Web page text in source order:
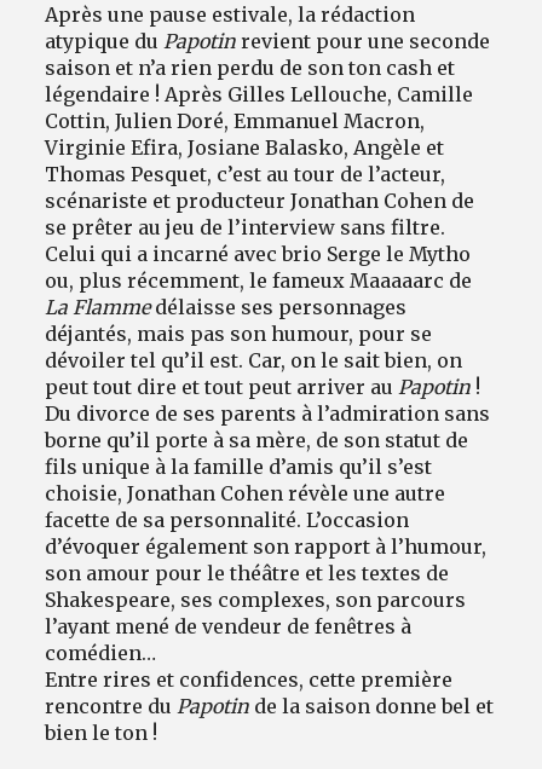
Après une pause estivale, la rédaction
atypique du Papotin revient pour une seconde
saison et n’a rien perdu de son ton cash et
légendaire ! Après Gilles Lellouche, Camille
Cottin, Julien Doré, Emmanuel Macron,
Virginie Efira, Josiane Balasko, Angèle et
Thomas Pesquet, c’est au tour de l’acteur,
scénariste et producteur Jonathan Cohen de
se prêter au jeu de l’interview sans filtre.
Celui qui a incarné avec brio Serge le Mytho
ou, plus récemment, le fameux Maaaaarc de
La Flammedélaisse ses personnages
déjantés, mais pas son humour, pour se
dévoiler tel qu’il est. Car, on le sait bien, on
peut tout dire et tout peut arriver au Papotin !
Du divorce de ses parents à l’admiration sans
borne qu’il porte à sa mère, de son statut de
fils unique à la famille d’amis qu’il s’est
choisie, Jonathan Cohen révèle une autre
facette de sa personnalité. L’occasion
d’évoquer également son rapport à l’humour,
son amour pour le théâtre et les textes de
Shakespeare, ses complexes, son parcours
l’ayant mené de vendeur de fenêtres à
comédien…
Entre rires et confidences, cette première
rencontre du Papotin de la saison donne bel et
bien le ton !